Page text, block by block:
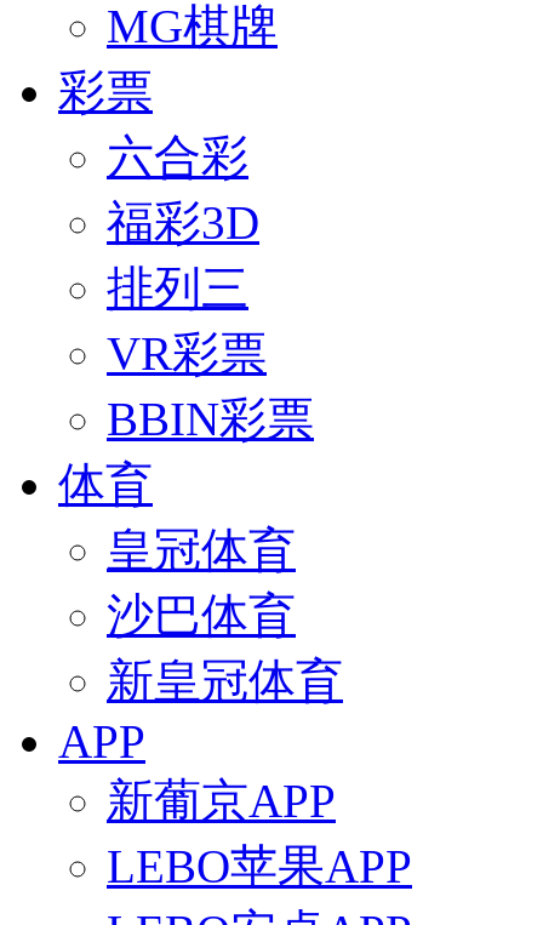
MG棋牌
彩票
六合彩
福彩3D
排列三
VR彩票
BBIN彩票
体育
皇冠体育
沙巴体育
新皇冠体育
APP
新葡京APP
LEBO苹果APP